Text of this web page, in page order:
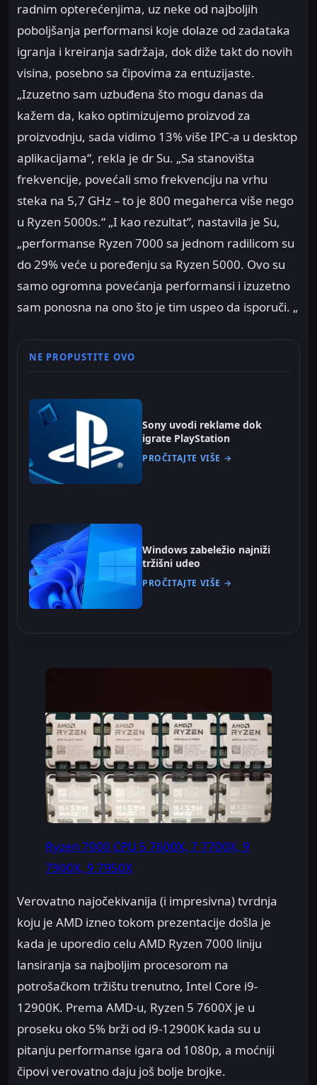
radnim opterećenjima, uz neke od najboljih
poboljšanja performansi koje dolaze od zadataka
igranja i kreiranja sadržaja, dok diže takt do novih
visina, posebno sa čipovima za entuzijaste.
„Izuzetno sam uzbuđena što mogu danas da
kažem da, kako optimizujemo proizvod za
proizvodnju, sada vidimo 13% više IPC-a u desktop
aplikacijama“, rekla je dr Su. „Sa stanovišta
frekvencije, povećali smo frekvenciju na vrhu
steka na 5,7 GHz – to je 800 megaherca više nego
u Ryzen 5000s.“ „I kao rezultat“, nastavila je Su,
„performanse Ryzen 7000 sa jednom radilicom su
do 29% veće u poređenju sa Ryzen 5000. Ovo su
samo ogromna povećanja performansi i izuzetno
sam ponosna na ono što je tim uspeo da isporuči. „
NE PROPUSTITE OVO
Sony uvodi reklame dok
igrate PlayStation
PROČITAJTE VIŠE →
Windows zabeležio najniži
tržišni udeo
PROČITAJTE VIŠE →
Ryzen 7000 CPU 5 7600X, 7 7700X, 9
7900X, 9 7950X
Verovatno najočekivanija (i impresivna) tvrdnja
koju je AMD izneo tokom prezentacije došla je
kada je uporedio celu AMD Ryzen 7000 liniju
lansiranja sa najboljim procesorom na
potrošačkom tržištu trenutno, Intel Core i9-
12900K. Prema AMD-u, Ryzen 5 7600X je u
proseku oko 5% brži od i9-12900K kada su u
pitanju performanse igara od 1080p, a moćniji
čipovi verovatno daju još bolje brojke.